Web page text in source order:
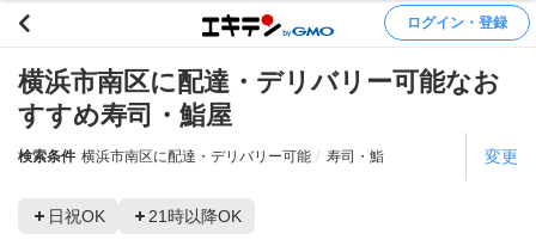
ログイン・登録
横浜市南区に配達・デリバリー可能なお
すすめ寿司・鮨屋
検索条件 横浜市南区に配達・デリバリー可能 寿司・鮨 変更
日祝OK 21時以降OK